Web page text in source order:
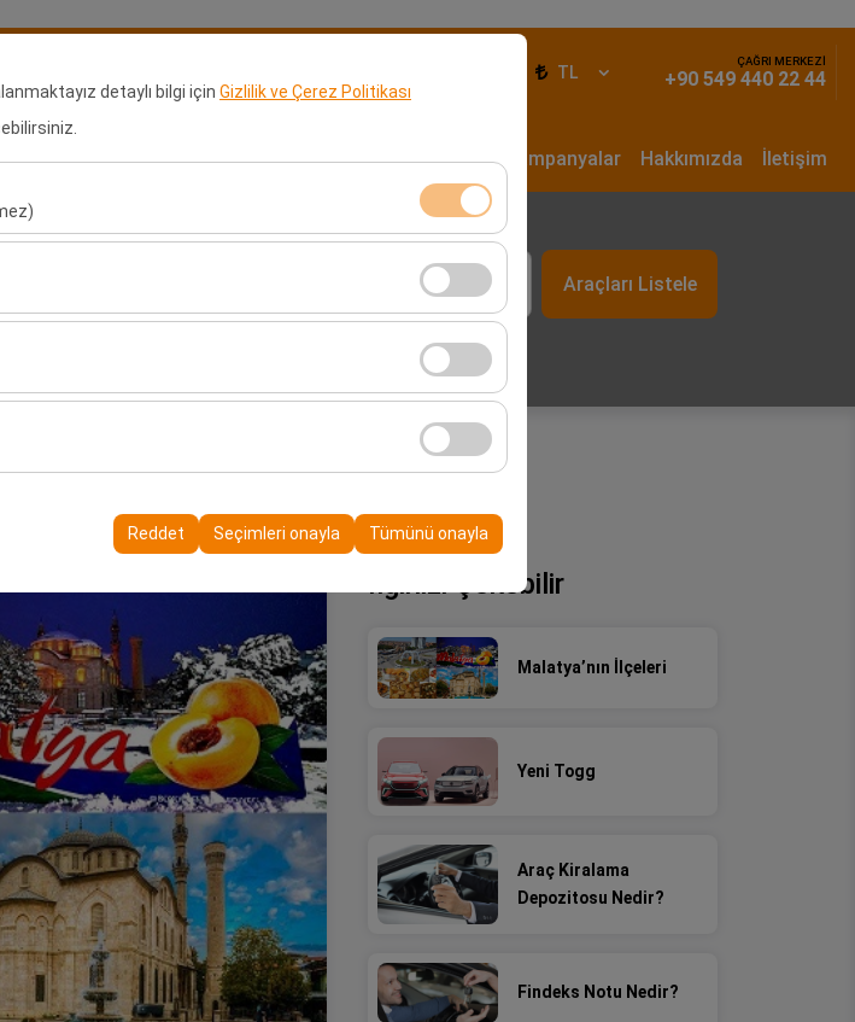
detaylı bilgi için Gizlilik ve Çerez Politikası
yönetimi ve temel işlevler için gereklidir. Devre dışı
en çok ziyaret edilen sayfalar, kullanıcı davranışları) analiz
ve kullanıcı deneyimini sürekli iyileştirmek için kullanılır.
reklamlar göstermemize ve reklam kampanyalarımızın
tanır.
kullanılır.
Reddet Seçimleri onayla Tümünü onayla
TL
ÇAĞRI MERKEZİ
+90 549 440 22 44
Bayilik Başvurusu Araçlar Uzun Dönem Kiralama Kampanyalar Hakkımızda İletişim
Bırakış Tarih & Saat
09:00 Araçları Listele
İlginizi Çekebilir
Malatya’nın İlçeleri
Yeni Togg
Araç Kiralama
Depozitosu Nedir?
Findeks Notu Nedir?